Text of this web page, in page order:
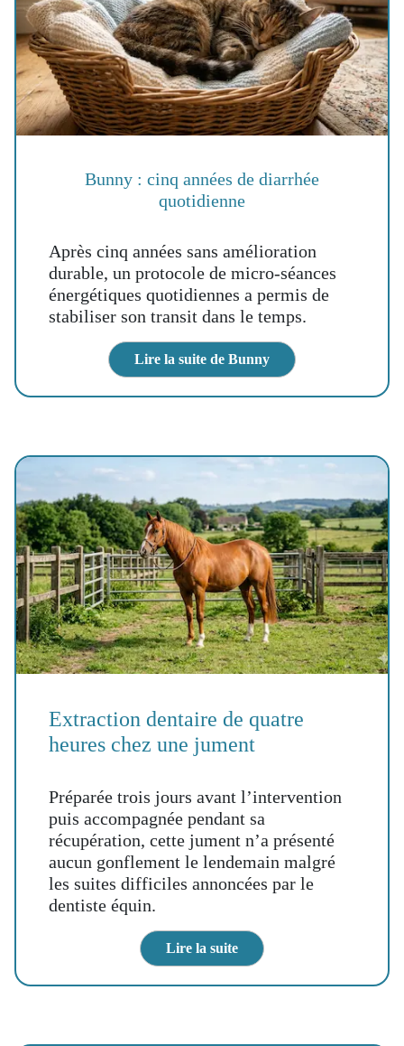
Bunny : cinq années de diarrhée
quotidienne
Après cinq années sans amélioration
durable, un protocole de micro-séances
énergétiques quotidiennes a permis de
stabiliser son transit dans le temps.
Lire la suite de Bunny
Extraction dentaire de quatre
heures chez une jument
Préparée trois jours avant l’intervention
puis accompagnée pendant sa
récupération, cette jument n’a présenté
aucun gonflement le lendemain malgré
les suites difficiles annoncées par le
dentiste équin.
Lire la suite